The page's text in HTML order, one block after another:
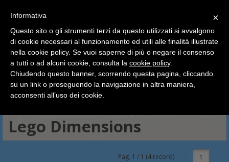
HOME Lego Lego Dimensions
Lego Minifigures
Lego Harry Potter e Fantastic Beast
Lego Dimensions
Lego Ideas - Cuusoo
Lego Architecture
Esclusive, Modulari ed Edizioni Speciali
Lego Polybag
Lego Dimensions
Pag. 1 / 1 (4 record) 1
×
Ciao a tutti, il negozio sarà chiuso dal 9/08 al 24/08
compreso.
Tutti gli ordini effettuati dopo le 15:00 del 07/08 verranno
spediti a partire dal giorno 25/08.
Buone vacanze a tutti dallo staff di Pianeta Hobby
×
Informativa
Questo sito o gli strumenti terzi da questo utilizzati si avvalgono
di cookie necessari al funzionamento ed utili alle finalità illustrate
nella cookie policy. Se vuoi saperne di più o negare il consenso
a tutti o ad alcuni cookie, consulta la cookie policy.
Chiudendo questo banner, scorrendo questa pagina, cliccando
su un link o proseguendo la navigazione in altra maniera,
acconsenti all’uso dei cookie.